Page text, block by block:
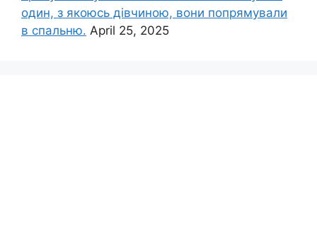
один, з якоюсь дівчиною, вони попрямували
в спальню. April 25, 2025